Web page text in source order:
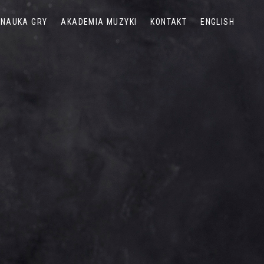
NAUKA GRY AKADEMIA MUZYKI KONTAKT ENGLISH